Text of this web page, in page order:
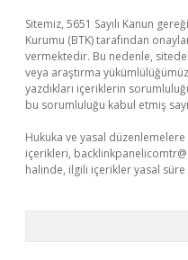
Sitemiz, 5651 Sayılı Kanun
Kurumu (BTK) tarafından
vermektedir. Bu nedenle,
veya araştırma
yazdıkları içeriklerin
bu sorumluluğu kabul etmiş
Hukuka ve yasal
içerikleri,
halinde, ilgili içerikler yasal süre